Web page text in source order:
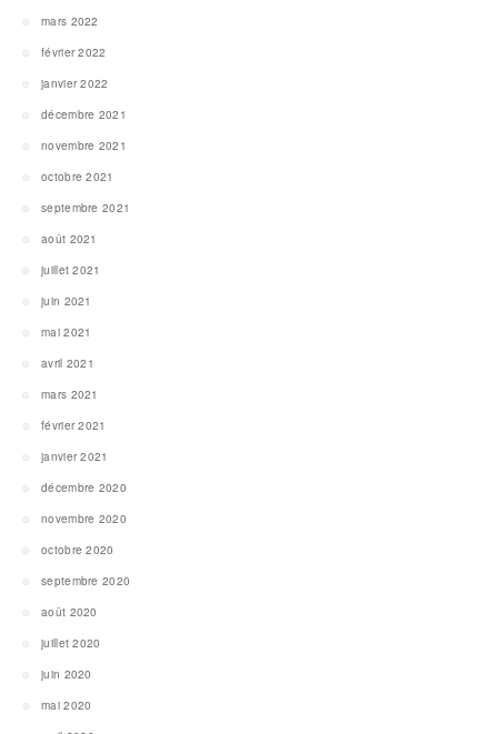
mars 2022
février 2022
janvier 2022
décembre 2021
novembre 2021
octobre 2021
septembre 2021
août 2021
juillet 2021
juin 2021
mai 2021
avril 2021
mars 2021
février 2021
janvier 2021
décembre 2020
novembre 2020
octobre 2020
septembre 2020
août 2020
juillet 2020
juin 2020
mai 2020